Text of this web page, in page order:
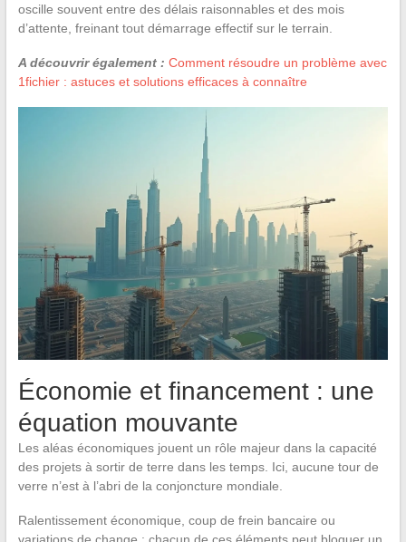
oscille souvent entre des délais raisonnables et des mois
d’attente, freinant tout démarrage effectif sur le terrain.
A découvrir également : Comment résoudre un problème avec
1fichier : astuces et solutions efficaces à connaître
Économie et financement : une
équation mouvante
Les aléas économiques jouent un rôle majeur dans la capacité
des projets à sortir de terre dans les temps. Ici, aucune tour de
verre n’est à l’abri de la conjoncture mondiale.
Ralentissement économique, coup de frein bancaire ou